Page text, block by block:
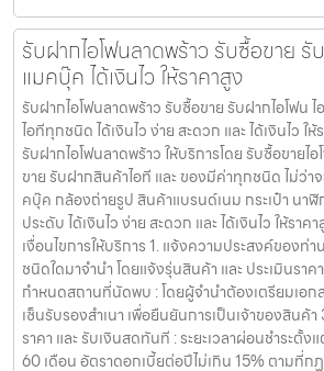
รับฝากไอโฟนลาดพร้าว รับซื้อขาย รั
แมคบุ๊ค ได้เงินไว ให้ราคาสูง
รับฝากไอโฟนลาดพร้าว รับซื้อขาย รับฝากไอโฟน
ไอทีทุกชนิด ได้เงินไว ง่าย สะดวก และ ได้เงินไว ใ
รับฝากไอโฟนลาดพร้าว ให้บริการโดย รับซื้อขายไ
ขาย รับฝากสินค้าไอที และ ของมีค่าทุกชนิด ไม่ว่าจ
คบุ๊ค กล้องถ่ายรูป สินค้าแบรนด์เนม กระเป๋า นาฬิ
ประดับ ได้เงินไว ง่าย สะดวก และ ได้เงินไว ให้รา
เงื่อนไขการให้บริการ 1. แจ้งความประสงค์ของท่
ชนิดใดมาจำนำ โดยแจ้งรุ่นสินค้า และ ประเมินรา
กำหนดสถานที่นัดพบ : โดยผู้จำนำต้องเตรียมเอก
เซ็นรับรองสำเนา เพื่อยืนยันการเป็นเจ้าของสินค้
ราคา และ รับเงินสดทันที : ระยะเวลาผ่อนชำระตั้
60 เดือน อัตราดอกเบี้ยต่อปีไม่เกิน 15% ตามที่ก